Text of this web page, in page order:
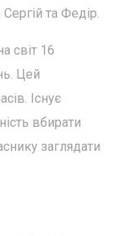
та Федір.
світ 16
Цей
Існує
вбирати
заглядати